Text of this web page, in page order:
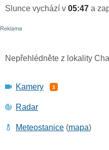
Slunce vychází v 05:47 a
Nepřehlédněte z lokality
Kamery 3
Radar
Meteostanice (mapa)